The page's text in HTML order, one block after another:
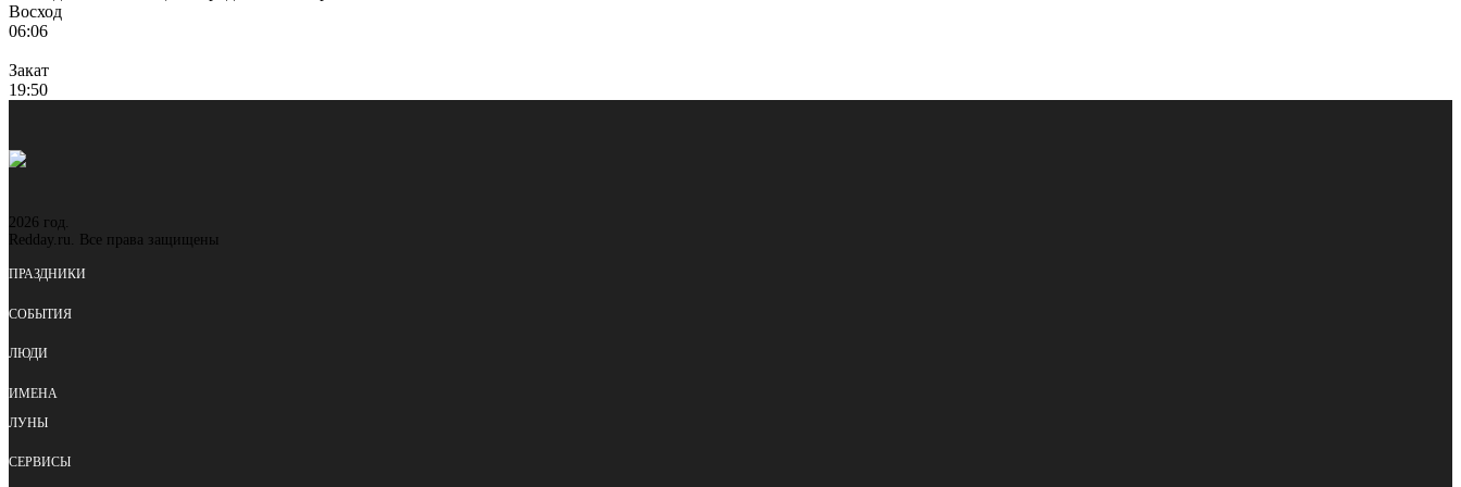
Восход
06:06
Закат
19:50
2026 год.
Redday.ru. Все права защищены
ПРАЗДНИКИ
СОБЫТИЯ
ЛЮДИ
ИМЕНА
ЛУНЫ
СЕРВИСЫ